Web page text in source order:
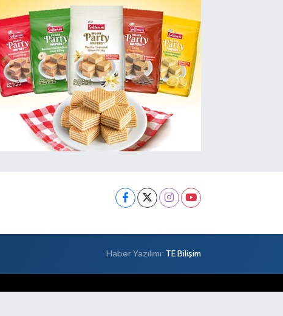
Haber Yazılımı: TE Bilişim